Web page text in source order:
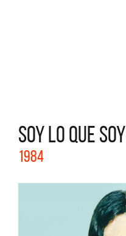
SOY LO QUE SOY
1984